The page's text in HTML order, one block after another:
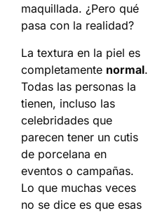
maquillada. ¿Pero qué
pasa con la realidad?
La textura en la piel es
completamente normal.
Todas las personas la
tienen, incluso las
celebridades que
parecen tener un cutis
de porcelana en
eventos o campañas.
Lo que muchas veces
no se dice es que esas